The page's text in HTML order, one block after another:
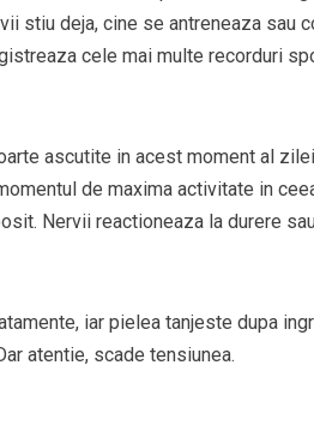
stiu deja, cine se antreneaza sau
cele mai multe recorduri
ascutite in acest moment al
de maxima activitate in
Nervii reactioneaza la durere
iar pielea tanjeste dupa
atentie, scade tensiunea.